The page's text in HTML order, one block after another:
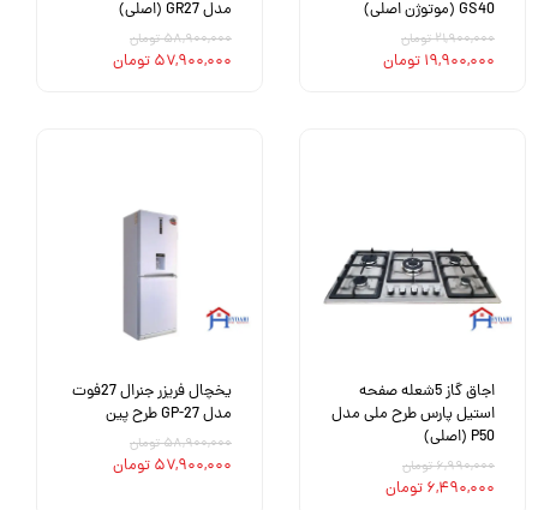
GS40 (موتوژن اصلی)
۲۱,۹۰۰,۰۰۰ تومان
۱۹,۹۰۰,۰۰۰ تومان
مدل GR27 (اصلی)
۵۸,۹۰۰,۰۰۰ تومان
۵۷,۹۰۰,۰۰۰ تومان
اجاق گاز 5شعله صفحه
استیل پارس طرح ملی مدل
P50 (اصلی)
۶,۹۹۰,۰۰۰ تومان
۶,۴۹۰,۰۰۰ تومان
یخچال فریزر جنرال 27فوت
مدل GP-27 طرح پین
۵۸,۹۰۰,۰۰۰ تومان
۵۷,۹۰۰,۰۰۰ تومان